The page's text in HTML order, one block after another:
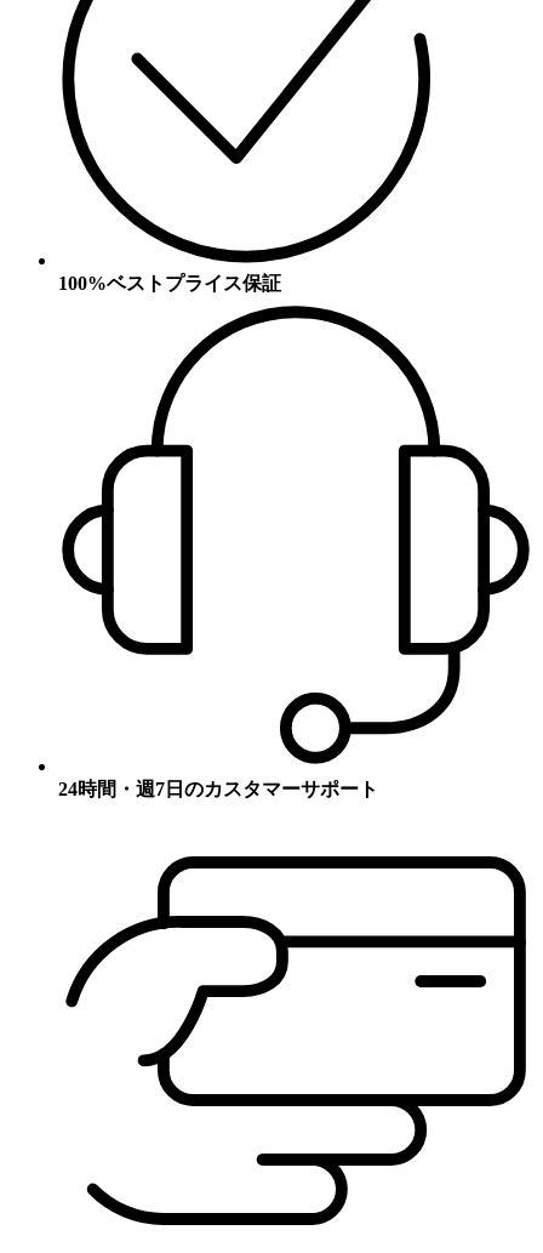
100%ベストプライス保証
24時間・週7日のカスタマーサポート